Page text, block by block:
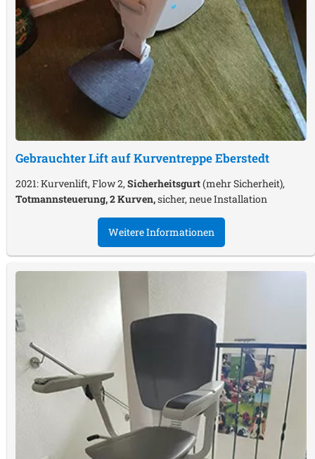
Gebrauchter Lift auf KurventreppeEberstedt
2021: Kurvenlift, Flow 2, Sicherheitsgurt(mehr Sicherheit),
Totmannsteuerung, 2 Kurven,sicher, neue Installation
Weitere Informationen